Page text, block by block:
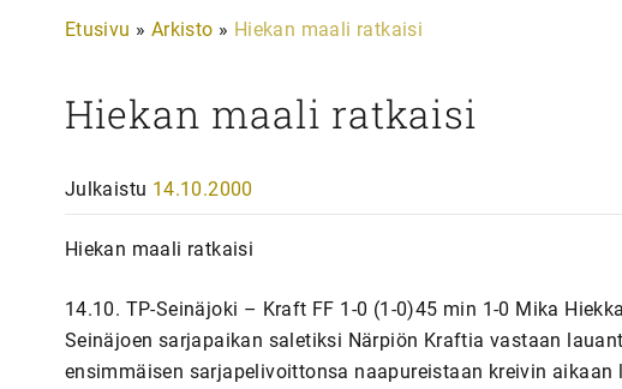
Etusivu » Arkisto » Hiekan maali ratkaisi
Hiekan maali ratkaisi
Julkaistu 14.10.2000
Hiekan maali ratkaisi
14.10. TP-Seinäjoki – Kraft FF 1-0 (1-0)45 min 1-0 Mika
Seinäjoen sarjapaikan saletiksi Närpiön Kraftia vastaan
ensimmäisen sarjapelivoittonsa naapureistaan kreivin